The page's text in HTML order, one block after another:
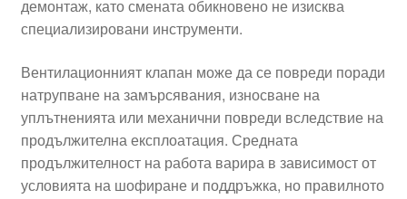
демонтаж, като смената обикновено не изисква
специализировани инструменти.
Вентилационният клапан може да се повреди поради
натрупване на замърсявания, износване на
уплътненията или механични повреди вследствие на
продължителна експлоатация. Средната
продължителност на работа варира в зависимост от
условията на шофиране и поддръжка, но правилното